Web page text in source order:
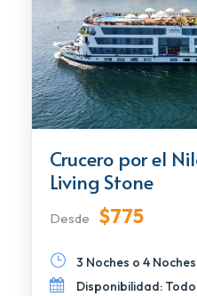
Crucero por el
Living Stone
Desde $775
3 Noches o 4 Noches
Disponibilidad: